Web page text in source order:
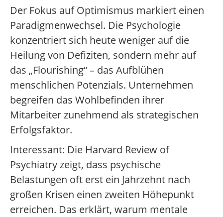
Der Fokus auf Optimismus markiert einen
Paradigmenwechsel. Die Psychologie
konzentriert sich heute weniger auf die
Heilung von Defiziten, sondern mehr auf
das „Flourishing“ – das Aufblühen
menschlichen Potenzials. Unternehmen
begreifen das Wohlbefinden ihrer
Mitarbeiter zunehmend als strategischen
Erfolgsfaktor.
Interessant: Die Harvard Review of
Psychiatry zeigt, dass psychische
Belastungen oft erst ein Jahrzehnt nach
großen Krisen einen zweiten Höhepunkt
erreichen. Das erklärt, warum mentale